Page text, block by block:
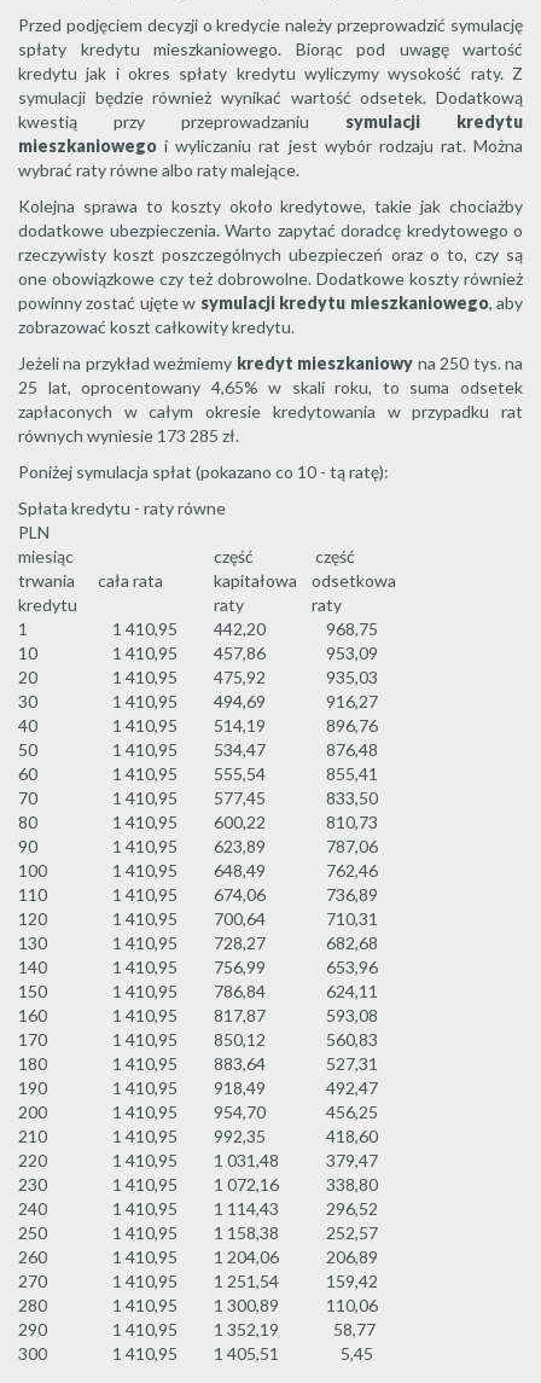
Przed podjęciem decyzji o kredycie należy przeprowadzić symulację
spłaty kredytu mieszkaniowego. Biorąc pod uwagę wartość
kredytu jak i okres spłaty kredytu wyliczymy wysokość raty. Z
symulacji będzie również wynikać wartość odsetek. Dodatkową
kwestią przy przeprowadzaniu symulacji kredytu
mieszkaniowego i wyliczaniu rat jest wybór rodzaju rat. Można
wybrać raty równe albo raty malejące.
Kolejna sprawa to koszty około kredytowe, takie jak chociażby
dodatkowe ubezpieczenia. Warto zapytać doradcę kredytowego o
rzeczywisty koszt poszczególnych ubezpieczeń oraz o to, czy są
one obowiązkowe czy też dobrowolne. Dodatkowe koszty również
powinny zostać ujęte w symulacji kredytu mieszkaniowego, aby
zobrazować koszt całkowity kredytu.
Jeżeli na przykład weźmiemy kredyt mieszkaniowy na 250 tys. na
25 lat, oprocentowany 4,65% w skali roku, to suma odsetek
zapłaconych w całym okresie kredytowania w przypadku rat
równych wyniesie 173 285 zł.
Poniżej symulacja spłat (pokazano co 10 - tą ratę):
Spłata kredytu - raty równe
PLN
miesiąc
trwania
kredytu
cała rata
część
kapitałowa
raty
część
odsetkowa
raty
1
1 410,95 442,20
968,75
10
1 410,95 457,86
953,09
20
1 410,95 475,92
935,03
30
1 410,95 494,69
916,27
40
1 410,95 514,19
896,76
50
1 410,95 534,47
876,48
60
1 410,95 555,54
855,41
70
1 410,95 577,45
833,50
80
1 410,95 600,22
810,73
90
1 410,95 623,89
787,06
100
1 410,95 648,49
762,46
110
1 410,95 674,06
736,89
120
1 410,95 700,64
710,31
130
1 410,95 728,27
682,68
140
1 410,95 756,99
653,96
150
1 410,95 786,84
624,11
160
1 410,95 817,87
593,08
170
1 410,95 850,12
560,83
180
1 410,95 883,64
527,31
190
1 410,95 918,49
492,47
200
1 410,95 954,70
456,25
210
1 410,95 992,35
418,60
220
1 410,95 1 031,48
379,47
230
1 410,95 1 072,16
338,80
240
1 410,95 1 114,43
296,52
250
1 410,95 1 158,38
252,57
260
1 410,95 1 204,06
206,89
270
1 410,95 1 251,54
159,42
280
1 410,95 1 300,89
110,06
290
1 410,95 1 352,19
58,77
300
1 410,95 1 405,51 5,45